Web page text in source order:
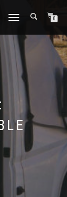
DÉPLIER
NAVIGATION
0